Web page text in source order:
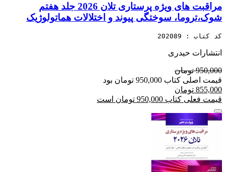
مراقبت های ویژه پرستاری تلان 2026 جلد هفتم
شوک،تروما، سوختگی پیوند و اختلالات هماتولوژیک
کد کتاب : 202089
انتشارات حیدری
950,000 تومان
قیمت اصلی کتاب 950,000 تومان بود
855,000 تومان
قیمت فعلی کتاب 950,000 تومان است